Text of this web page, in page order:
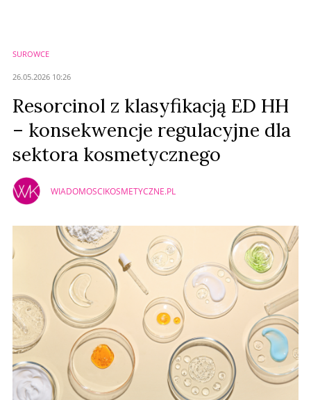
SUROWCE
26.05.2026 10:26
Resorcinol z klasyfikacją ED HH
– konsekwencje regulacyjne dla
sektora kosmetycznego
WIADOMOSCIKOSMETYCZNE.PL